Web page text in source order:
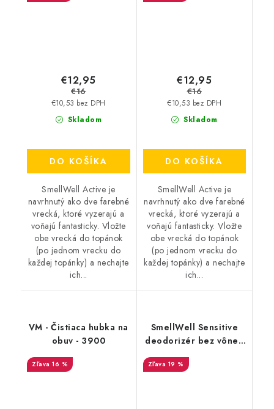
Skladom
€10,53 bez DPH
€12,95
€16
DO KOŠÍKA
SmellWell Active je
navrhnutý ako dve farebné
vrecká, ktoré vyzerajú a
voňajú fantasticky. Vložte
obe vrecká do topánok
(po jednom vrecku do
každej topánky) a nechajte
ich...
Skladom
€10,53 bez DPH
€12,95
€16
DO KOŠÍKA
SmellWell Active je
navrhnutý ako dve farebné
vrecká, ktoré vyzerajú a
voňajú fantasticky. Vložte
obe vrecká do topánok
(po jednom vrecku do
každej topánky) a nechajte
ich...
VM - Čistiaca hubka na
obuv - 3900
16 %
SmellWell Sensitive
deodorizér bez vône -
Blue
19 %